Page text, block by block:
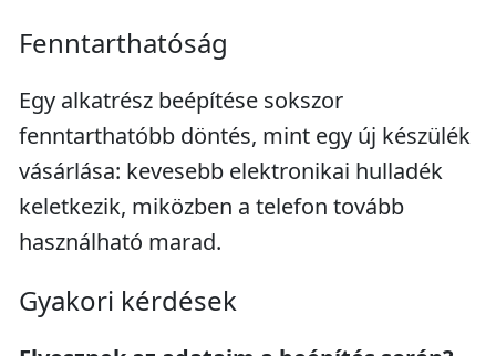
Fenntarthatóság
Egy alkatrész beépítése sokszor
fenntarthatóbb döntés, mint egy új készülék
vásárlása: kevesebb elektronikai hulladék
keletkezik, miközben a telefon tovább
használható marad.
Gyakori kérdések